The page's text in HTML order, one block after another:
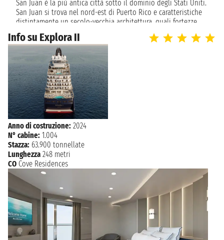
San Juan è la più antica città sotto il dominio degli Stati Uniti.
San Juan si trova nel nord-est di Puerto Rico e caratteristiche
distintamente un secolo-vecchia architettura, quali fortezze
militari spagnole costruite dal 1540 al 1800, un attivo porto ed
una zona economica molto attiva nel distretto di Hato Rey.
San Juan ha magnifiche spiagge, Alberghi, piazze, siti storici e
musei. San Juan è una città latino-americana con la cultura
spagnola mescolata a tradizioni africane e Taíno con
un'influenza americana. I cittadini di San Juan sono molto
festosi, come sul resto dell'isola.
Info su Explora II
Anno di costruzione: 2024
N° cabine: 1.004
Stazza: 63.900 tonnellate
Lunghezza 248 metri
CO Cove Residences